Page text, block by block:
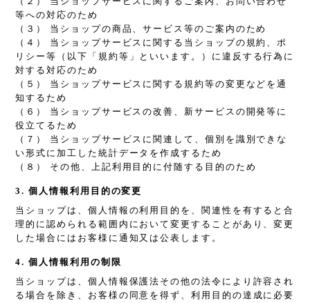
等への対応のため
（３） 当ショップの商品、サービス等のご案内のため
（４） 当ショップサービスに関する当ショップの規約、ポ
リシー等（以下「規約等」といいます。）に違反する行為に
対する対応のため
（５） 当ショップサービスに関する規約等の変更などを通
知するため
（６） 当ショップサービスの改善、新サービスの開発等に
役立てるため
（７） 当ショップサービスに関連して、個別を識別できな
い形式に加工した統計データを作成するため
（８） その他、上記利用目的に付随する目的のため
3. 個人情報利用目的の変更
当ショップは、個人情報の利用目的を、関連性を有すると合
理的に認められる範囲内において変更することがあり、変更
した場合にはお客様に通知又は公表します。
4. 個人情報利用の制限
当ショップは、個人情報保護法その他の法令により許容され
る場合を除き、お客様の同意を得ず、利用目的の達成に必要